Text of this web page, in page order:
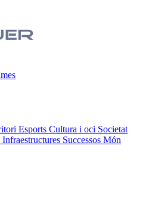
Esports Cultura i oci Societat
Infraestructures Successos Món